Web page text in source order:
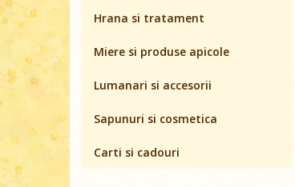
Hrana si tratament
Miere si produse apicole
Lumanari si accesorii
Sapunuri si cosmetica
Carti si cadouri